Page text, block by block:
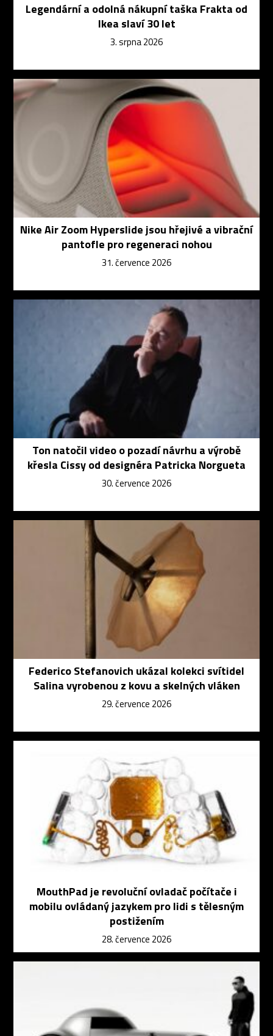
Legendární a odolná nákupní taška Frakta od
Ikea slaví 30 let
3. srpna 2026
Nike Air Zoom Hyperslide jsou hřejivé a vibrační
pantofle pro regeneraci nohou
31. července 2026
Ton natočil video o pozadí návrhu a výrobě
křesla Cissy od designéra Patricka Norgueta
30. července 2026
Federico Stefanovich ukázal kolekci svítidel
Salina vyrobenou z kovu a skelných vláken
29. července 2026
MouthPad je revoluční ovladač počítače i
mobilu ovládaný jazykem pro lidi s tělesným
postižením
28. července 2026